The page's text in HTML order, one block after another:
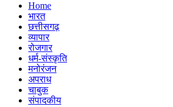
Home
भारत
छत्तीसगढ़
व्यापार
रोजगार
धर्म-संस्कृति
मनोरंजन
अपराध
चाबुक
संपादकीय